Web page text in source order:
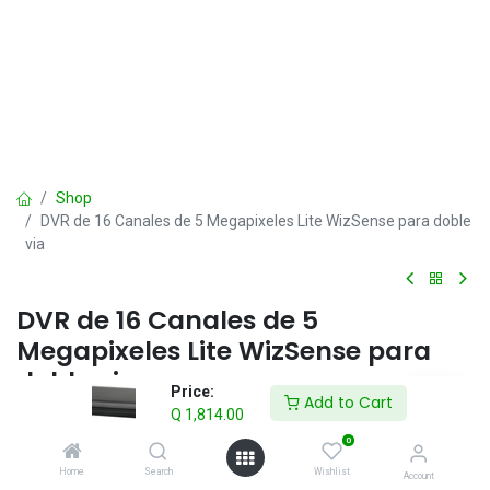
Price:
Q 1,814.00
Add to Cart
Home Search
0
Wishlist Account
Shop
DVR de 16 Canales de 5 Megapixeles Lite WizSense para doble
via
DVR de 16 Canales de 5
Megapixeles Lite WizSense para
doble via
1,814.00